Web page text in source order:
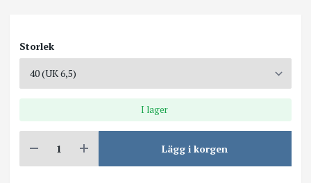
Storlek
I lager
Lägg i korgen